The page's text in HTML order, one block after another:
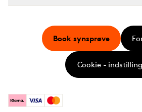
KlarnaVisa Mastercard
Book synsprøve
Cookie -